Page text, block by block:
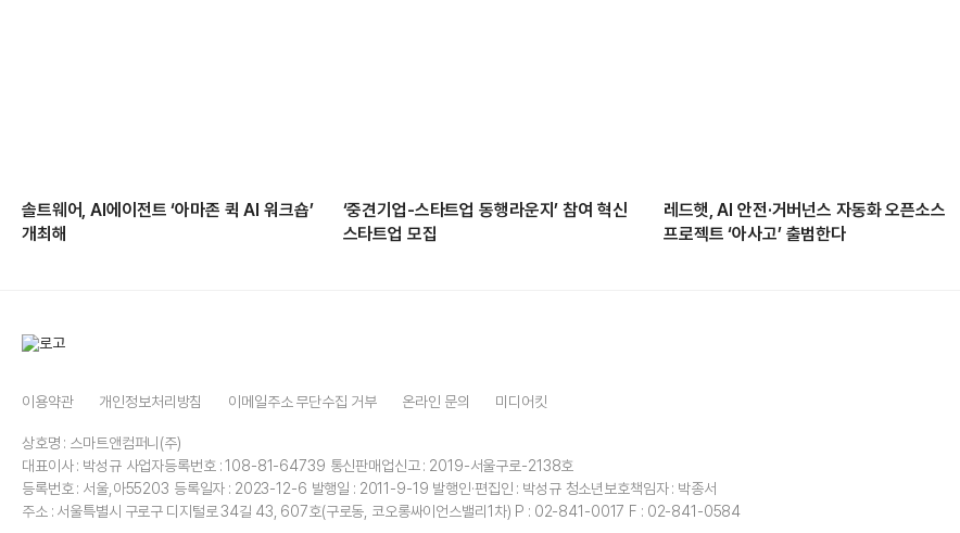
솔트웨어, AI에이전트 ‘아마존 퀵 AI 워크숍’
개최해
‘중견기업-스타트업 동행라운지’ 참여 혁신
스타트업 모집
레드햇, AI 안전·거버넌스 자동화 오픈소스
프로젝트 ‘아사고’ 출범한다
이용약관 개인정보처리방침 이메일주소 무단수집 거부 온라인 문의 미디어킷
상호명 : 스마트앤컴퍼니(주)
대표이사 : 박성규 사업자등록번호 : 108-81-64739 통신판매업신고 : 2019-서울구로-2138호
등록번호 : 서울,아55203 등록일자 : 2023-12-6 발행일 : 2011-9-19 발행인·편집인 : 박성규 청소년보호책임자 : 박종서
주소 : 서울특별시 구로구 디지털로 34길 43, 607호(구로동, 코오롱싸이언스밸리1차) P : 02-841-0017 F : 02-841-0584